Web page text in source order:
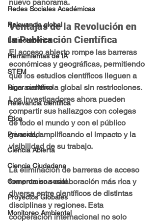
Redes Sociales Académicas
Relevancia global
Latinoamérica
Herramientas de IA
STEM
Rigor científico
Relevancia científica
Ética
Privacidad
Ciencia Abierta
Ciencia Ciudadana
Compromiso social
Proyectos Globales
Monitoreo Ambiental
nuevo panorama.
Ventajas de la Revolución en
la Publicación Científica
El acceso abierto rompe las barreras
económicas y geográficas, permitiendo
que los estudios científicos lleguen a
una audiencia global sin restricciones.
Los investigadores ahora pueden
compartir sus hallazgos con colegas
de todo el mundo y con el público
general, amplificando el impacto y la
visibilidad de su trabajo.
La eliminación de barreras de acceso
fomenta una colaboración más rica y
diversa entre científicos de distintas
disciplinas y regiones. Esta
cooperación internacional no solo